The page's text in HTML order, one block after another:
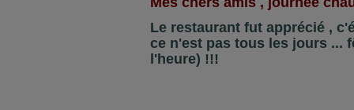
Le restaurant fut apprécié ,
ce n'est pas tous les jours ...
l'heure) !!!